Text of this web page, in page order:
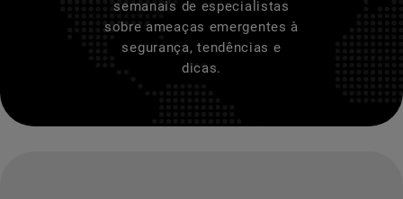
semanais de especialistas
sobre ameaças emergentes à
segurança, tendências e
dicas.